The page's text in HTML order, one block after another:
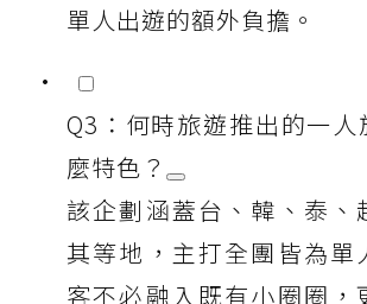
單人出遊的額外負擔。
Q3：何時旅遊推出的一人
麼特色？
該企劃涵蓋台、韓、泰、
其等地，主打全團皆為單
客不必融入既有小圈圈，